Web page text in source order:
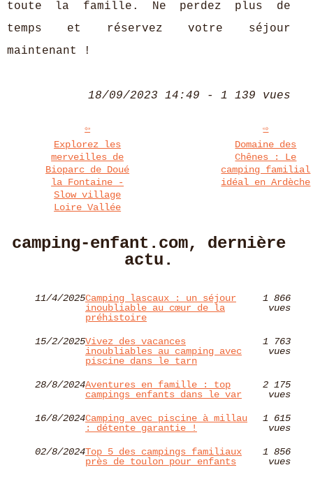
toute la famille. Ne perdez plus de
temps et réservez votre séjour
maintenant !
18/09/2023 14:49 - 1 139 vues
Explorez les
merveilles de
Bioparc de Doué
la Fontaine -
Slow village
Loire Vallée
Domaine des
Chênes : Le
camping familial
idéal en Ardèche
camping-enfant.com, dernière
actu.
11/4/2025Camping lascaux : un séjour
inoubliable au cœur de la
préhistoire
1 866
vues
15/2/2025Vivez des vacances
inoubliables au camping avec
piscine dans le tarn
1 763
vues
28/8/2024Aventures en famille : top
campings enfants dans le var
2 175
vues
16/8/2024Camping avec piscine à millau
: détente garantie !
1 615
vues
02/8/2024Top 5 des campings familiaux
près de toulon pour enfants
1 856
vues